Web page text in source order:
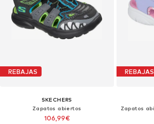
REBAJAS
SKECHERS
Zapatos abiertos
106,99€
REBAJAS